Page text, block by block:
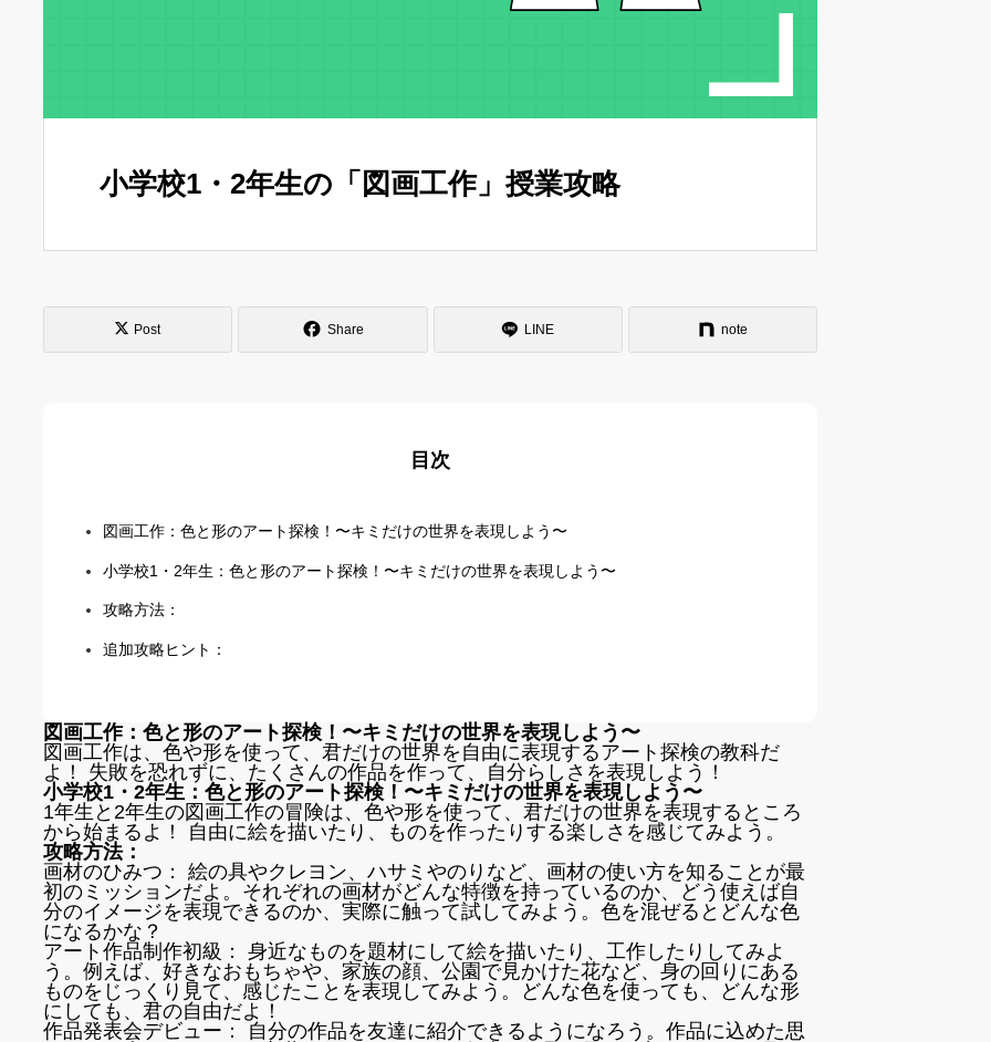
小学校1・2年生の「図画工作」授業攻略
Post Share LINE note
目次
図画工作：色と形のアート探検！〜キミだけの世界を表現しよう〜
小学校1・2年生：色と形のアート探検！〜キミだけの世界を表現しよう〜
攻略方法：
追加攻略ヒント：
図画工作：色と形のアート探検！〜キミだけの世界を表現しよう〜
図画工作は、色や形を使って、君だけの世界を自由に表現するアート探検の教科だ
よ！ 失敗を恐れずに、たくさんの作品を作って、自分らしさを表現しよう！
小学校1・2年生：色と形のアート探検！〜キミだけの世界を表現しよう〜
1年生と2年生の図画工作の冒険は、色や形を使って、君だけの世界を表現するところ
から始まるよ！ 自由に絵を描いたり、ものを作ったりする楽しさを感じてみよう。
攻略方法：
画材のひみつ： 絵の具やクレヨン、ハサミやのりなど、画材の使い方を知ることが最
初のミッションだよ。それぞれの画材がどんな特徴を持っているのか、どう使えば自
分のイメージを表現できるのか、実際に触って試してみよう。色を混ぜるとどんな色
になるかな？
アート作品制作初級： 身近なものを題材にして絵を描いたり、工作したりしてみよ
う。例えば、好きなおもちゃや、家族の顔、公園で見かけた花など、身の回りにある
ものをじっくり見て、感じたことを表現してみよう。どんな色を使っても、どんな形
にしても、君の自由だよ！
作品発表会デビュー： 自分の作品を友達に紹介できるようになろう。作品に込めた思